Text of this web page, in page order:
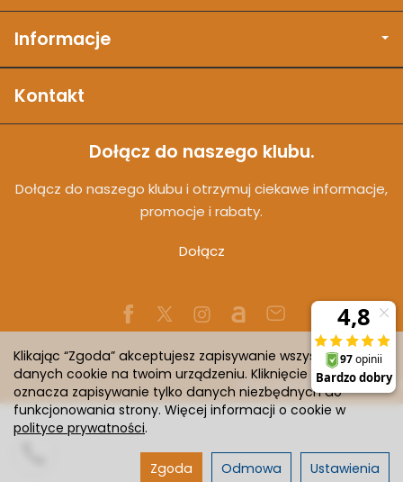
Informacje
Kontakt
Dołącz do naszego klubu.
Dołącz do naszego klubu i otrzymuj ciekawe informacje,
promocje i rabaty.
Dołącz
Sklep internetowy SOTESHOP AI
Klikając “Zgoda” akceptujesz zapisywanie wszystkich
danych cookie na twoim urządzeniu. Kliknięcie “Odmowa”
oznacza zapisywanie tylko danych niezbędnych do
funkcjonowania strony. Więcej informacji o cookie w
polityce prywatności.
Ustawienia
Odmowa
Zgoda